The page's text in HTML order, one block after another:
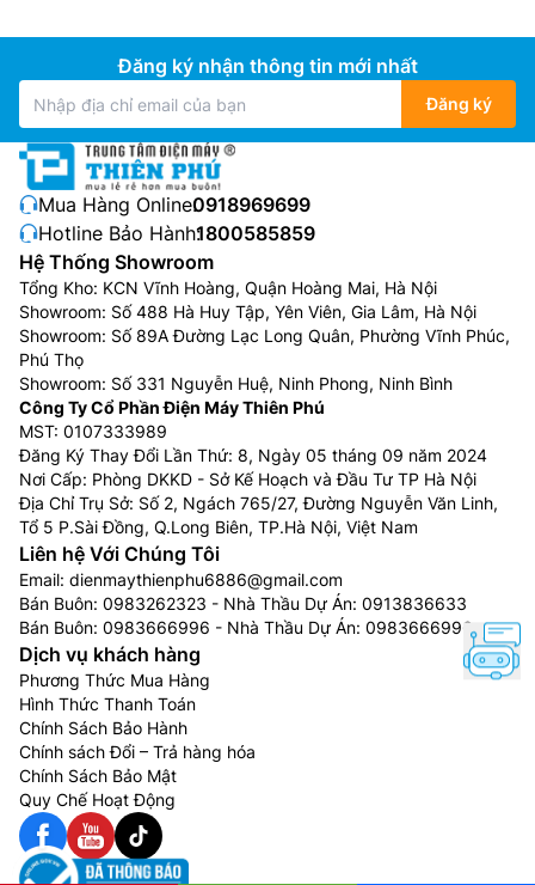
Đăng ký nhận thông tin mới nhất
Đăng ký
Mua Hàng Online:0918969699
Hotline Bảo Hành:1800585859
Hệ Thống Showroom
Tổng Kho: KCN Vĩnh Hoàng, Quận Hoàng Mai, Hà Nội
Showroom: Số 488 Hà Huy Tập, Yên Viên, Gia Lâm, Hà Nội
Showroom: Số 89A Đường Lạc Long Quân, Phường Vĩnh Phúc,
Phú Thọ
Showroom: Số 331 Nguyễn Huệ, Ninh Phong, Ninh Bình
Công Ty Cổ Phần Điện Máy Thiên Phú
MST: 0107333989
Đăng Ký Thay Đổi Lần Thứ: 8, Ngày 05 tháng 09 năm 2024
Nơi Cấp: Phòng DKKD - Sở Kế Hoạch và Đầu Tư TP Hà Nội
Địa Chỉ Trụ Sở: Số 2, Ngách 765/27, Đường Nguyễn Văn Linh,
Tổ 5 P.Sài Đồng, Q.Long Biên, TP.Hà Nội, Việt Nam
Liên hệ Với Chúng Tôi
Email: dienmaythienphu6886@gmail.com
Bán Buôn: 0983262323 - Nhà Thầu Dự Án: 0913836633
Bán Buôn: 0983666996 - Nhà Thầu Dự Án: 0983666996
Dịch vụ khách hàng
Phương Thức Mua Hàng
Hình Thức Thanh Toán
Chính Sách Bảo Hành
Chính sách Đổi – Trả hàng hóa
Chính Sách Bảo Mật
Quy Chế Hoạt Động